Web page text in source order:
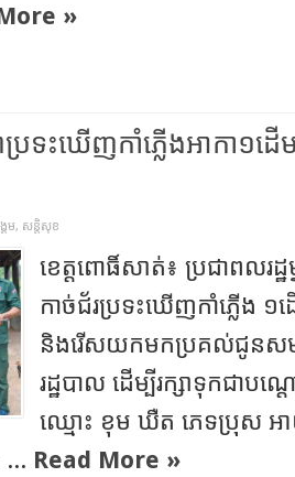
»
ៃប្រទះឃើញកាំភ្លើងអាកា
គម, សន្តិសុខ
ខេត្តពោធិ៍សាត់៖ ប្រជាពលរដ្ឋ
កាច់ជ័រប្រទះឃើញកាំភ្លើង ១
និងរើសយកមកប្រគល់ជូនសម
រដ្ឋបាល ដើម្បីរក្សាទុកជាបណ្
ឈ្មោះ ខុម ឃឺត ភេទប្រុស អា
... Read More »